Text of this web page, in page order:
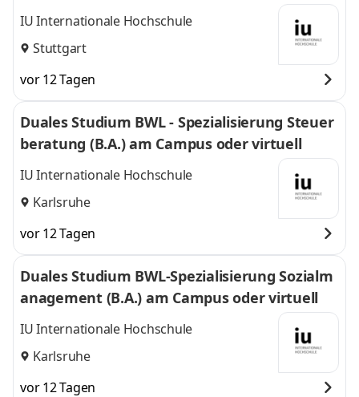
IU Internationale Hochschule
Stuttgart
vor 12 Tagen
Duales Studium BWL - Spezialisierung Steuer
beratung (B.A.) am Campus oder virtuell
IU Internationale Hochschule
Karlsruhe
vor 12 Tagen
Duales Studium BWL-Spezialisierung Sozialm
anagement (B.A.) am Campus oder virtuell
IU Internationale Hochschule
Karlsruhe
vor 12 Tagen